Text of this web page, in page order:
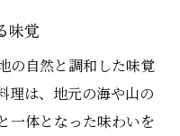
味覚
の自然と調和した味覚
理は、地元の海や山の
一体となった味わいを